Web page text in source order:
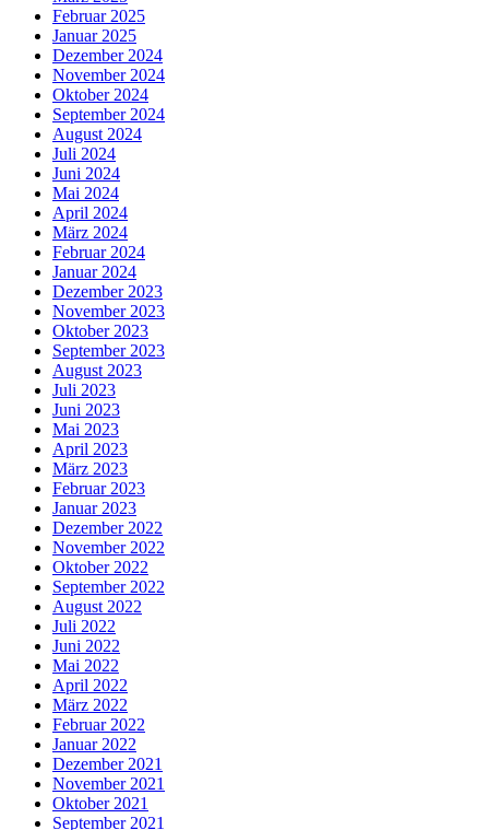
Februar 2025
Januar 2025
Dezember 2024
November 2024
Oktober 2024
September 2024
August 2024
Juli 2024
Juni 2024
Mai 2024
April 2024
März 2024
Februar 2024
Januar 2024
Dezember 2023
November 2023
Oktober 2023
September 2023
August 2023
Juli 2023
Juni 2023
Mai 2023
April 2023
März 2023
Februar 2023
Januar 2023
Dezember 2022
November 2022
Oktober 2022
September 2022
August 2022
Juli 2022
Juni 2022
Mai 2022
April 2022
März 2022
Februar 2022
Januar 2022
Dezember 2021
November 2021
Oktober 2021
September 2021